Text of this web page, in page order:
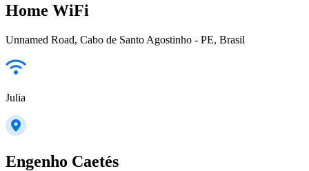
Home WiFi
Unnamed Road, Cabo de Santo Agostinho - PE, Brasil
Julia
Engenho Caetés